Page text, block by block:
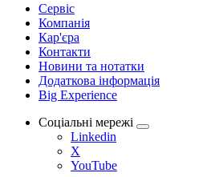
Сервіс
Компанія
Кар'єра
Контакти
Новини та нотатки
Додаткова інформація
Big Experience
Соціальні мережі
Linkedin
X
YouTube